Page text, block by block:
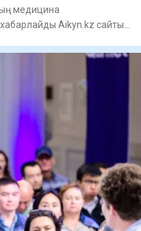
медицина
Aikyn.kz сайты